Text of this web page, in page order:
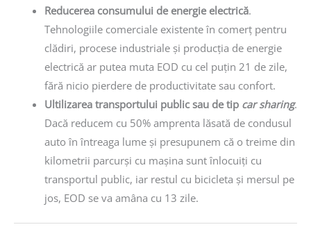
Reducerea consumului de energie electrică.
Tehnologiile comerciale existente în comerț pentru
clădiri, procese industriale și producția de energie
electrică ar putea muta EOD cu cel puțin 21 de zile,
fără nicio pierdere de productivitate sau confort.
Ultilizarea transportului public sau de tip car sharing.
Dacă reducem cu 50% amprenta lăsată de condusul
auto în întreaga lume și presupunem că o treime din
kilometrii parcurși cu mașina sunt înlocuiți cu
transportul public, iar restul cu bicicleta și mersul pe
jos, EOD se va amâna cu 13 zile.